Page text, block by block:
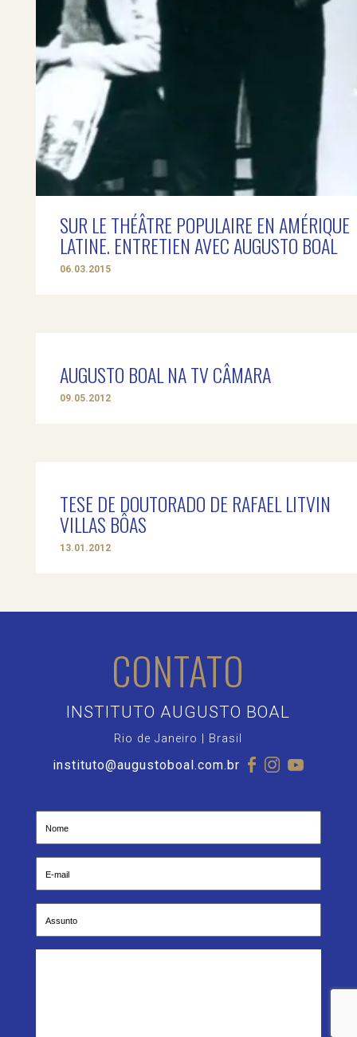
SUR LE THÉÂTRE POPULAIRE EN AMÉRIQUE
LATINE. ENTRETIEN AVEC AUGUSTO BOAL
06.03.2015
AUGUSTO BOAL NA TV CÂMARA
09.05.2012
TESE DE DOUTORADO DE RAFAEL LITVIN
VILLAS BÔAS
13.01.2012
CONTATO
INSTITUTO AUGUSTO BOAL
Rio de Janeiro | Brasil
instituto@augustoboal.com.br